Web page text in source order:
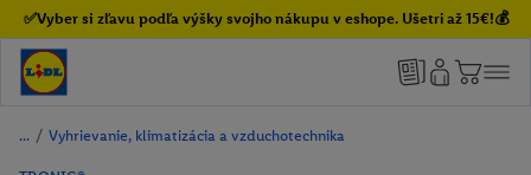
✅Vyber si zľavu podľa výšky svojho nákupu v eshope. Ušetri až 15€!💰
/ Vyhrievanie, klimatizácia a vzduchotechnika